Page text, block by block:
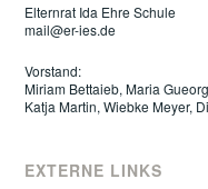
Elternrat Ida Ehre Schule
mail@er-ies.de
Vorstand:
Miriam Bettaieb, Maria
Katja Martin, Wiebke Meyer,
EXTERNE LINKS